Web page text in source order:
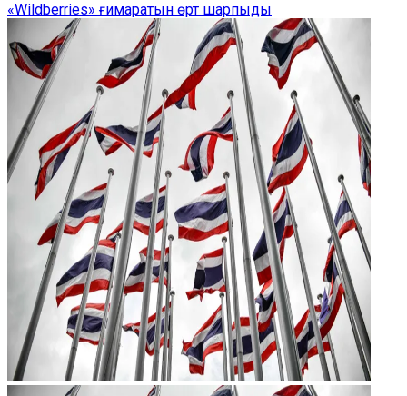
«Wildberries» ғимаратын өрт шарпыды